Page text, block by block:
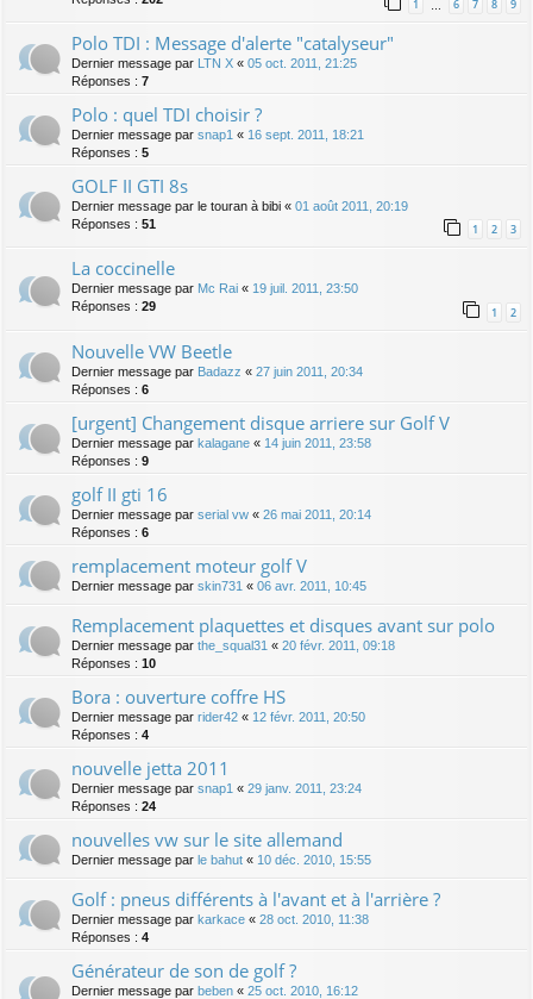
1 … 6 7 8 9
Polo TDI : Message d'alerte "catalyseur"
Dernier message par LTN X « 05 oct. 2011, 21:25
Réponses : 7
Polo : quel TDI choisir ?
Dernier message par snap1 « 16 sept. 2011, 18:21
Réponses : 5
GOLF II GTI 8s
Dernier message par le touran à bibi « 01 août 2011, 20:19
Réponses : 51 1 2 3
La coccinelle
Dernier message par Mc Rai « 19 juil. 2011, 23:50
Réponses : 29 1 2
Nouvelle VW Beetle
Dernier message par Badazz « 27 juin 2011, 20:34
Réponses : 6
[urgent] Changement disque arriere sur Golf V
Dernier message par kalagane « 14 juin 2011, 23:58
Réponses : 9
golf II gti 16
Dernier message par serial vw « 26 mai 2011, 20:14
Réponses : 6
remplacement moteur golf V
Dernier message par skin731 « 06 avr. 2011, 10:45
Remplacement plaquettes et disques avant sur polo
Dernier message par the_squal31 « 20 févr. 2011, 09:18
Réponses : 10
Bora : ouverture coffre HS
Dernier message par rider42 « 12 févr. 2011, 20:50
Réponses : 4
nouvelle jetta 2011
Dernier message par snap1 « 29 janv. 2011, 23:24
Réponses : 24
nouvelles vw sur le site allemand
Dernier message par le bahut « 10 déc. 2010, 15:55
Golf : pneus différents à l'avant et à l'arrière ?
Dernier message par karkace « 28 oct. 2010, 11:38
Réponses : 4
Générateur de son de golf ?
Dernier message par beben « 25 oct. 2010, 16:12